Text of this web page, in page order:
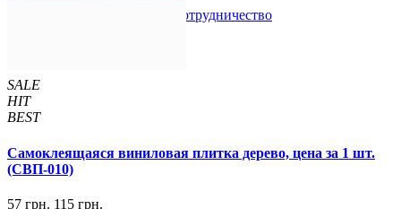
Сотрудничество
SALE
HIT
BEST
Самоклеящаяся виниловая плитка дерево, цена за 1 шт.
(СВП-010)
57 грн. 115 грн.